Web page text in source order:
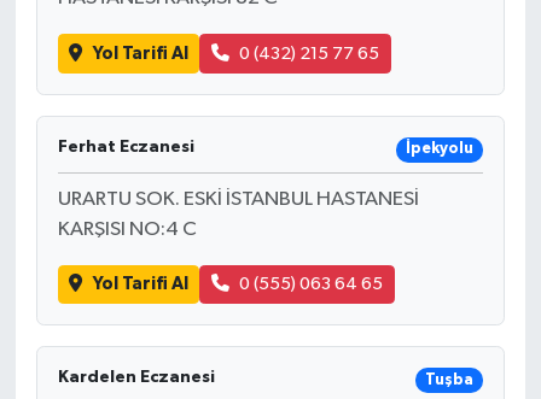
Yol Tarifi Al 0 (432) 215 77 65
Ferhat Eczanesi İpekyolu
URARTU SOK. ESKİ İSTANBUL HASTANESİ
KARŞISI NO:4 C
Yol Tarifi Al 0 (555) 063 64 65
Kardelen Eczanesi Tuşba